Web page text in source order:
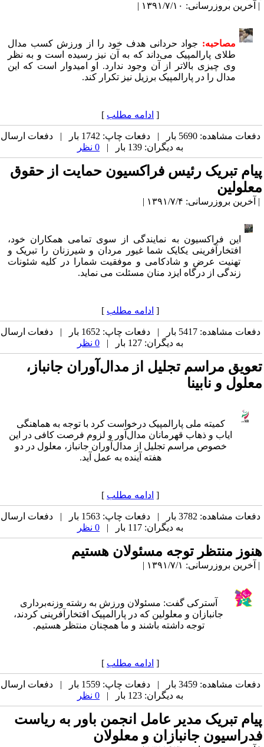
| آخرین بروزرسانی: ۱۳۹۱/۷/۱۰ |
مصاحبه: جواد حردانی هدف خود را از ورزش کسب مدال
طلای پارالمپیک می‌داند که به آن نیز رسیده است و به نظر
وی چیزی بالاتر از آن وجود ندارد. او امیدوار است که این
مدال را در پارالمپیک برزیل نیز تکرار کند.
[ ادامه مطلب ]
دفعات مشاهده: 5690 بار | دفعات چاپ: 1742 بار | دفعات ارسال
به دیگران: 139 بار |
0 نظر
پیام تبریک رئیس فراکسیون حمایت از حقوق
معلولین
| آخرین بروزرسانی: ۱۳۹۱/۷/۴ |
این فراکسیون به نمایندگی از سوی تمامی همکاران خود،
افتخارآفرینی یکایک شما غیور مردان و شیرزنان را تبریک و
تهنیت عرض و شادکامی و موفقیت شمارا در کلیه شئونات
زندگی از درگاه ایزد منان مسئلت می نماید.
[ ادامه مطلب ]
دفعات مشاهده: 5417 بار | دفعات چاپ: 1652 بار | دفعات ارسال
به دیگران: 127 بار |
0 نظر
تعویق مراسم تجلیل از مدال‌آوران جانباز،
معلول و نابینا
کمیته ملی پارالمپیک درخواست کرد با توجه به هماهنگی
ایاب و ذهاب قهرمانان مدال‌آور و لزوم فرصت کافی در این
خصوص مراسم تجلیل از مدال‌آوران جانباز، معلول در دو
هفته آینده به عمل آید.
[ ادامه مطلب ]
دفعات مشاهده: 3782 بار | دفعات چاپ: 1563 بار | دفعات ارسال
به دیگران: 117 بار |
0 نظر
هنوز منتظر توجه مسئولان هستیم
| آخرین بروزرسانی: ۱۳۹۱/۷/۱ |
آسترکی گفت: مسئولان ورزش به رشته وزنه‌برداری
جانبازان و معلولین که در پارالمپیک افتخارآفرینی کردند،
توجه داشته باشند و ما همچنان منتظر هستیم.
[ ادامه مطلب ]
دفعات مشاهده: 3459 بار | دفعات چاپ: 1559 بار | دفعات ارسال
به دیگران: 123 بار |
0 نظر
پیام تبریک مدیر عامل انجمن باور به ریاست
فدراسیون جانبازان و معلولان